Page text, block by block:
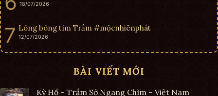
18/07/2026
Lông bông tìm Trầm #mộcnhiênphát
12/07/2026
BÀI VIẾT MỚI
Kỳ Hổ – Trầm Sớ Ngang Chìm – Việt Nam